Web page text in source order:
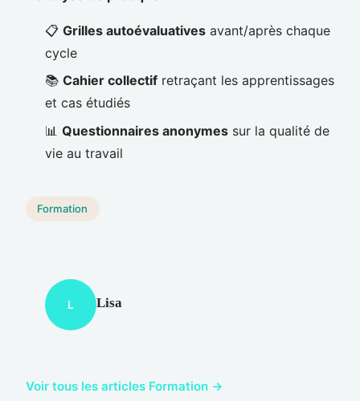
📋 Grilles autoévaluatives avant/après chaque
cycle
📚 Cahier collectif retraçant les apprentissages
et cas étudiés
📊 Questionnaires anonymes sur la qualité de
vie au travail
Formation
L Lisa
Voir tous les articles Formation →